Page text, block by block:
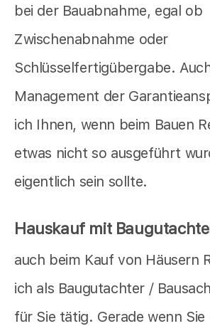
bei der Bauabnahme, egal ob
Zwischenabnahme oder
Schlüsselfertigübergabe.
Management der
ich Ihnen, wenn beim Bauen
etwas nicht so ausgeführt
eigentlich sein sollte.
Hauskauf mit
auch beim Kauf von Häusern
ich als Baugutachter /
für Sie tätig. Gerade wenn Sie